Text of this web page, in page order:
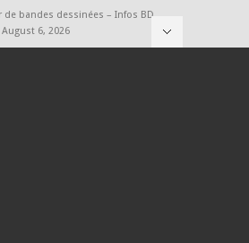
bandes dessinées – Infos BD,
6, 2026